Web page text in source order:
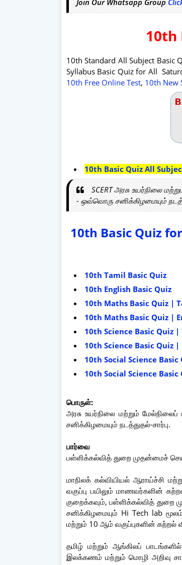
10th
10th Standard All Subject Basic
Syllabus Basic Quiz for All
10th Free Online Test, 10th New
10th Basic Quiz All
SCERT அரசு உயர்நிலை
- ஒவ்வொரு சனிக்கிழமையும்
10th Basic Quiz
10th Tamil Basic Quiz
10th English Basic Quiz
10th Maths Basic Quiz |
10th Maths Basic Quiz |
10th Science Basic Quiz
10th Science Basic Quiz
10th Social Science
10th Social Science
பொருள்:
அரசு உயர்நிலை மற்றும்
சனிக்கிழமையும் நடத்துதல்-சார்பு.
பார்வை
பள்ளிக்கல்வித் துறை முதன்மைச்
மாநிலக் கல்வியியல் ஆராய்ச்சி
வகுப்பு பயிலும் மாணவர்களின்
குறைக்கவும், பள்ளிக்கல்வித்
சனிக்கிழமையும் Hi Tech lab
மற்றும் 10 ஆம் வகுப்புகளின் கற்றல்
தமிழ் மற்றும் ஆங்கிலப்
இலக்கணம் மற்றும் மொழி அறிவு